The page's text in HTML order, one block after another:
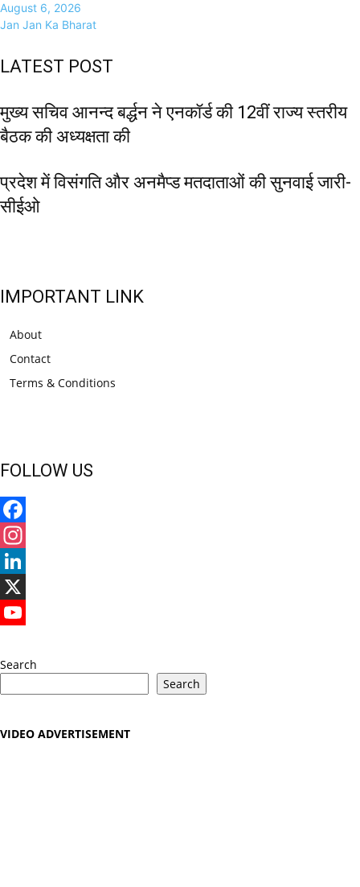
August 6, 2026
Jan Jan Ka Bharat
LATEST POST
मुख्य सचिव आनन्द बर्द्धन ने एनकॉर्ड की 12वीं राज्य स्तरीय
बैठक की अध्यक्षता की
प्रदेश में विसंगति और अनमैप्ड मतदाताओं की सुनवाई जारी-
सीईओ
IMPORTANT LINK
About
Contact
Terms & Conditions
FOLLOW US
Facebook
Instagram
LinkedIn
X
Search
Search
VIDEO ADVERTISEMENT